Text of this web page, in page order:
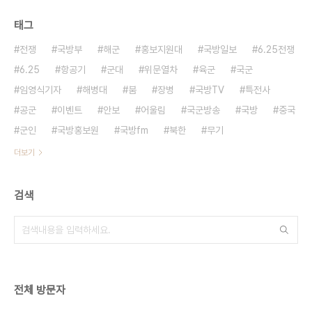
태그
전쟁 국방부 해군 홍보지원대 국방일보
6.25전쟁
6.25
항공기 군대 위문열차 육군
국군
임영식기자
해병대 붐 장병 국방TV
특전사
공군
이벤트 안보 어울림 국군방송 국방
중국
군인
국방홍보원 국방fm 북한 무기
더보기
검색
전체 방문자